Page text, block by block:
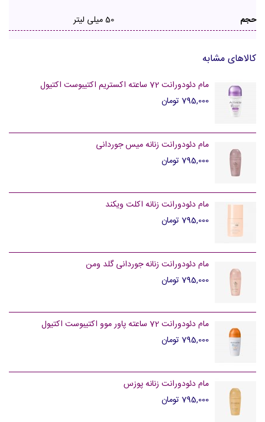
حجم 50 میلی لیتر
کالاهای مشابه
مام دئودورانت 72 ساعته اکستریم اکتیبوست اکتیول
795,000 تومان
مام دئودورانت زنانه میس جوردانی
795,000 تومان
مام دئودورانت زنانه اکلت ویکند
795,000 تومان
مام دئودورانت زنانه جوردانی گلد ومن
795,000 تومان
مام دئودورانت 72 ساعته پاور موو اکتیبوست اکتیول
795,000 تومان
مام دئودورانت زنانه پوزس
795,000 تومان